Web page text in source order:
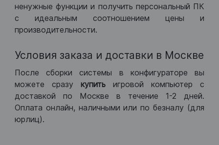
ненужные функции и получить персональный ПК
с идеальным соотношением цены и
производительности.
Условия заказа и доставки в Москве
После сборки системы в конфигураторе вы
можете сразу купить игровой компьютер с
доставкой по Москве в течение 1-2 дней.
Оплата онлайн, наличными или по безналу (для
юрлиц).